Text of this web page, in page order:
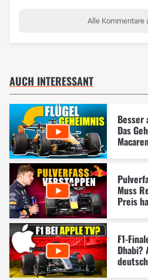
Alle Kommentare
AUCH INTERESSANT
Besser
Das
Muss
Preis
F1-
Dhabi?